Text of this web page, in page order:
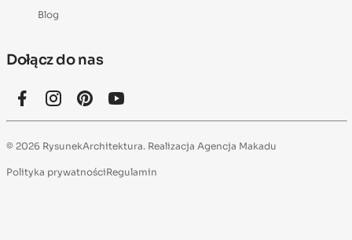
Blog
Dołącz do nas
© 2026 RysunekArchitektura. Realizacja Agencja Makadu
Polityka prywatnościRegulamin